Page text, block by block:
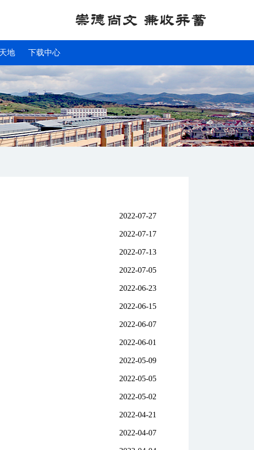
地 下载中心
2022-07-27
2022-07-17
2022-07-13
2022-07-05
2022-06-23
2022-06-15
2022-06-07
2022-06-01
2022-05-09
2022-05-05
2022-05-02
2022-04-21
2022-04-07